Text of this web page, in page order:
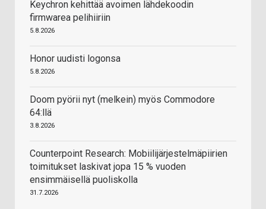
Keychron kehittää avoimen lähdekoodin
firmwarea pelihiiriin
5.8.2026
Honor uudisti logonsa
5.8.2026
Doom pyörii nyt (melkein) myös Commodore
64:llä
3.8.2026
Counterpoint Research: Mobiilijärjestelmäpiirien
toimitukset laskivat jopa 15 % vuoden
ensimmäisellä puoliskolla
31.7.2026